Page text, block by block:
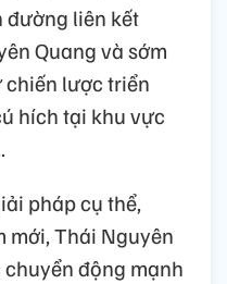
đường liên kết
Quang và sớm
lược triển
hích tại khu vực
pháp cụ thể,
mới, Thái Nguyên
động mạnh